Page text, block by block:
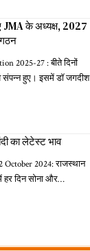
JMA के अध्यक्ष, 2027
2025-27 : बीते दिनों
हुए। इसमें डॉ जगदीश
का लेटेस्ट भाव
October 2024: राजस्थान
दिन सोना और…